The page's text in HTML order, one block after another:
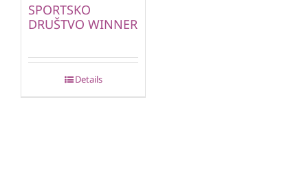
SPORTSKO
DRUŠTVO WINNER
Details